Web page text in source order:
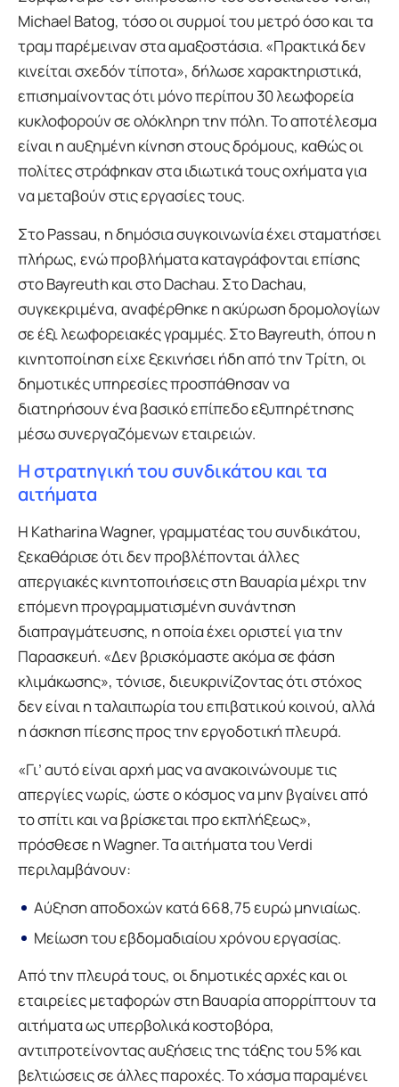
Michael Batog, τόσο οι συρμοί του μετρό όσο και τα
τραμ παρέμειναν στα αμαξοστάσια. «Πρακτικά δεν
κινείται σχεδόν τίποτα», δήλωσε χαρακτηριστικά,
επισημαίνοντας ότι μόνο περίπου 30 λεωφορεία
κυκλοφορούν σε ολόκληρη την πόλη. Το αποτέλεσμα
είναι η αυξημένη κίνηση στους δρόμους, καθώς οι
πολίτες στράφηκαν στα ιδιωτικά τους οχήματα για
να μεταβούν στις εργασίες τους.
Στο Passau, η δημόσια συγκοινωνία έχει σταματήσει
πλήρως, ενώ προβλήματα καταγράφονται επίσης
στο Bayreuth και στο Dachau. Στο Dachau,
συγκεκριμένα, αναφέρθηκε η ακύρωση δρομολογίων
σε έξι λεωφορειακές γραμμές. Στο Bayreuth, όπου η
κινητοποίηση είχε ξεκινήσει ήδη από την Τρίτη, οι
δημοτικές υπηρεσίες προσπάθησαν να
διατηρήσουν ένα βασικό επίπεδο εξυπηρέτησης
μέσω συνεργαζόμενων εταιρειών.
Η στρατηγική του συνδικάτου και τα
αιτήματα
Η Katharina Wagner, γραμματέας του συνδικάτου,
ξεκαθάρισε ότι δεν προβλέπονται άλλες
απεργιακές κινητοποιήσεις στη Βαυαρία μέχρι την
επόμενη προγραμματισμένη συνάντηση
διαπραγμάτευσης, η οποία έχει οριστεί για την
Παρασκευή. «Δεν βρισκόμαστε ακόμα σε φάση
κλιμάκωσης», τόνισε, διευκρινίζοντας ότι στόχος
δεν είναι η ταλαιπωρία του επιβατικού κοινού, αλλά
η άσκηση πίεσης προς την εργοδοτική πλευρά.
«Γι’ αυτό είναι αρχή μας να ανακοινώνουμε τις
απεργίες νωρίς, ώστε ο κόσμος να μην βγαίνει από
το σπίτι και να βρίσκεται προ εκπλήξεως»,
πρόσθεσε η Wagner. Τα αιτήματα του Verdi
περιλαμβάνουν:
Αύξηση αποδοχών κατά 668,75 ευρώ μηνιαίως.
Μείωση του εβδομαδιαίου χρόνου εργασίας.
Από την πλευρά τους, οι δημοτικές αρχές και οι
εταιρείες μεταφορών στη Βαυαρία απορρίπτουν τα
αιτήματα ως υπερβολικά κοστοβόρα,
αντιπροτείνοντας αυξήσεις της τάξης του 5% και
βελτιώσεις σε άλλες παροχές. Το χάσμα παραμένει